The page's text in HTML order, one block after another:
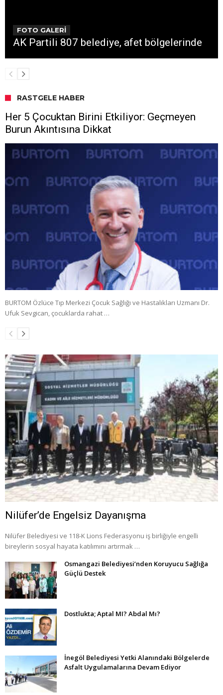
FOTO GALERİ
AK Partili 807 belediye, afet bölgelerinde
RASTGELE HABER
Her 5 Çocuktan Birini Etkiliyor: Geçmeyen
Burun Akıntısına Dikkat
BURTOM Özlüce Tıp Merkezi Çocuk Sağlığı ve Hastalıkları Uzmanı Dr.
Ufuk Sevgican, çocuklarda rahat …
Nilüfer’de Engelsiz Dayanışma
Nilüfer Belediyesi ve 118-K Lions Federasyonu iş birliğiyle engelli
bireylerin sosyal hayata katılımını artırmak …
Osmangazi Belediyesi’nden Koruyucu Sağlığa
Güçlü Destek
Dostlukta; Aptal MI? Abdal Mı?
İnegöl Belediyesi Yetki Alanındaki Bölgelerde
Asfalt Uygulamalarına Devam Ediyor